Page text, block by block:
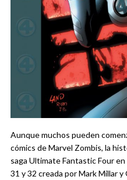
Aunque muchos pueden
cómics de Marvel Zombis, la
saga Ultimate Fantastic Four
31 y 32 creada por Mark Millar